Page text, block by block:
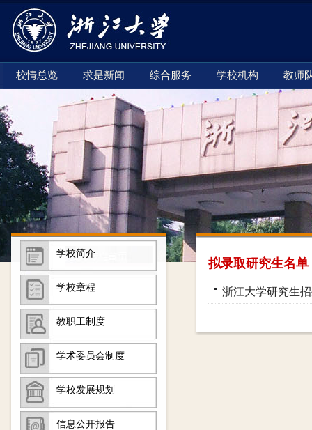
校情总览 求是新闻 综合服务 学校机构 教师
学校简介
学校章程
教职工制度
学术委员会制度
学校发展规划
信息公开报告
拟录取研究生名单
浙江大学研究生